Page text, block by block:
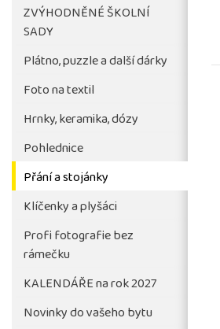
fotografie bude aktivni až
po vyúčtování objednávky
školy
ZVÝHODNĚNÉ ŠKOLNÍ
SADY
Plátno, puzzle a další dárky
Foto na textil
Hrnky, keramika, dózy
Pohlednice
Přání a stojánky
Klíčenky a plyšáci
Profi fotografie bez
rámečku
KALENDÁŘE na rok 2027
Novinky do vašeho bytu